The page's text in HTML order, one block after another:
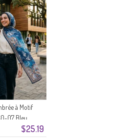
$25.19
à Motif
07 Bleu